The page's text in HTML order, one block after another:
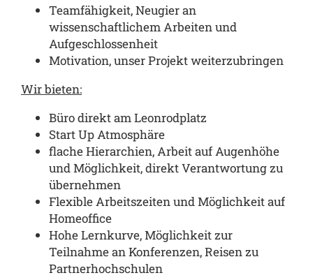
Teamfähigkeit, Neugier an
wissenschaftlichem Arbeiten und
Aufgeschlossenheit
Motivation, unser Projekt weiterzubringen
Wir bieten:
Büro direkt am Leonrodplatz
Start Up Atmosphäre
flache Hierarchien, Arbeit auf Augenhöhe
und Möglichkeit, direkt Verantwortung zu
übernehmen
Flexible Arbeitszeiten und Möglichkeit auf
Homeoffice
Hohe Lernkurve, Möglichkeit zur
Teilnahme an Konferenzen, Reisen zu
Partnerhochschulen